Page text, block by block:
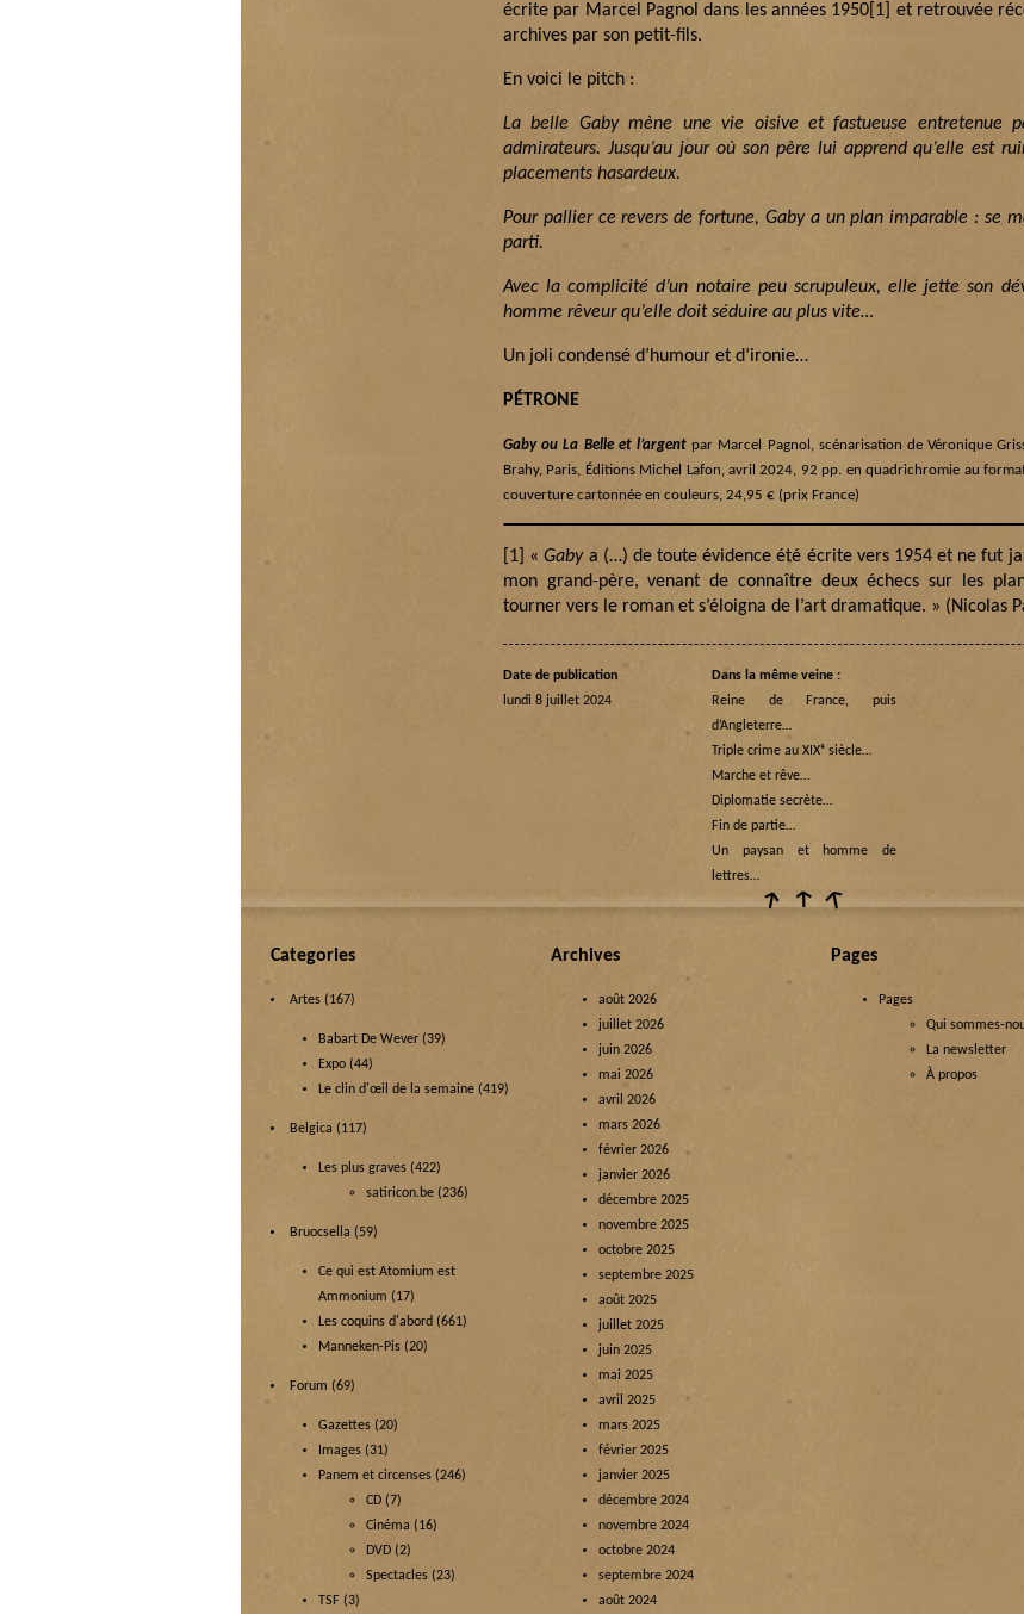
écrite par Marcel Pagnol dans les années 1950 [1]
et retrouvée
archives par son petit-fils.
En voici le pitch :
La belle Gaby mène une vie oisive et fastueuse entretenue
admirateurs. Jusqu’au jour où son père lui apprend qu’elle est
placements hasardeux.
Pour pallier ce revers de fortune, Gaby a un plan imparable : se
parti.
Avec la complicité d’un notaire peu scrupuleux, elle jette son
homme rêveur qu’elle doit séduire au plus vite…
Un joli condensé d’humour et d’ironie…
PÉTRONE
Gaby ou La Belle et l’argent par Marcel Pagnol, scénarisation de Véronique
Brahy, Paris, Éditions Michel Lafon, avril 2024, 92 pp. en quadrichromie au
couverture cartonnée en couleurs, 24,95 € (prix France)
[1] «Gabya (…) de toute évidence été écrite vers 1954 et ne fut
mon grand-père, venant de connaître deux échecs sur les
tourner vers le roman et s’éloigna de l’art dramatique. » (Nicolas
Date de publication
lundi 8 juillet 2024
Dans la même veine :
Reine de France, puis
d’Angleterre…
Triple crime au XIXᵉ siècle…
Marche et rêve…
Diplomatie secrète…
Fin de partie…
Un paysan et homme de
lettres…
Categories
Artes (167)
Babart De Wever (39)
Expo (44)
Le clin d'œil de la semaine (419)
Belgica (117)
Les plus graves (422)
satiricon.be (236)
Bruocsella (59)
Ce qui est Atomium est
Ammonium (17)
Les coquins d'abord (661)
Manneken-Pis (20)
Forum (69)
Gazettes (20)
Images (31)
Panem et circenses (246)
CD (7)
Cinéma (16)
DVD (2)
Spectacles (23)
TSF (3)
Archives
août 2026
juillet 2026
juin 2026
mai 2026
avril 2026
mars 2026
février 2026
janvier 2026
décembre 2025
novembre 2025
octobre 2025
septembre 2025
août 2025
juillet 2025
juin 2025
mai 2025
avril 2025
mars 2025
février 2025
janvier 2025
décembre 2024
novembre 2024
octobre 2024
septembre 2024
août 2024
Pages
Pages
Qui sommes-
La newsletter
À propos